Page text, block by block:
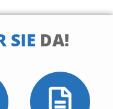
SIE DA!